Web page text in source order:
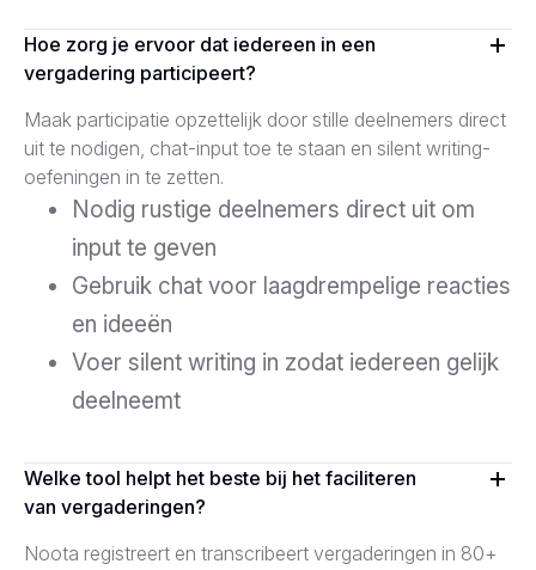
Hoe zorg je ervoor dat iedereen in een
vergadering participeert?
Maak participatie opzettelijk door stille deelnemers direct
uit te nodigen, chat-input toe te staan en silent writing-
oefeningen in te zetten.
Nodig rustige deelnemers direct uit om
input te geven
Gebruik chat voor laagdrempelige reacties
en ideeën
Voer silent writing in zodat iedereen gelijk
deelneemt
Welke tool helpt het beste bij het faciliteren
van vergaderingen?
Noota registreert en transcribeert vergaderingen in 80+